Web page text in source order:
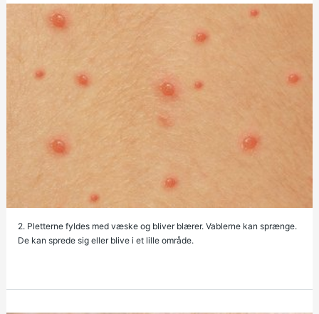
2. Pletterne fyldes med væske og bliver blærer. Vablerne kan sprænge.
De kan sprede sig eller blive i et lille område.